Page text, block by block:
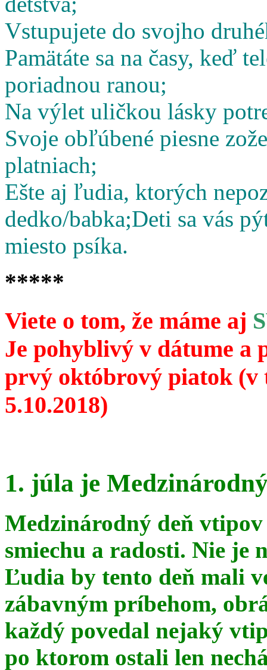
Vstupujete do svojho
Pamätáte sa na časy, keď
poriadnou ranou;
Na výlet uličkou lásky
Svoje obľúbené piesne
platniach;
Ešte aj ľudia, ktorých
dedko/babka;Deti sa vás
miesto psíka.
*****
Viete o tom, že máme aj
Je pohyblivý v dátume a
prvý októbrový piatok
5.10.2018)
1. júla je
Medzinárodný deň
smiechu a radosti. Nie je
Ľudia by tento deň mali
zábavným príbehom,
každý povedal nejaký
po ktorom ostali len